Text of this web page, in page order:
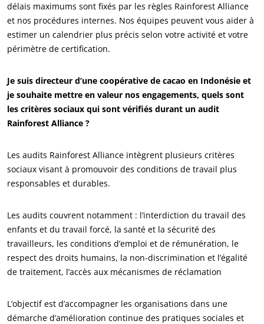
Agroalimentaire
Cosmétique
Bois et forêt
Produits de la maison
Emballages durables
délais maximums sont fixés par les règles Rainforest Alliance
et nos procédures internes. Nos équipes peuvent vous aider à
estimer un calendrier plus précis selon votre activité et votre
périmètre de certification.
Je suis directeur d’une coopérative de cacao en Indonésie et
je souhaite mettre en valeur nos engagements, quels sont
les critères sociaux qui sont vérifiés durant un audit
Rainforest Alliance ?
Les audits Rainforest Alliance intègrent plusieurs critères
sociaux visant à promouvoir des conditions de travail plus
responsables et durables.
Les audits couvrent notamment : l’interdiction du travail des
enfants et du travail forcé, la santé et la sécurité des
travailleurs, les conditions d’emploi et de rémunération, le
respect des droits humains, la non-discrimination et l’égalité
de traitement, l’accès aux mécanismes de réclamation
L’objectif est d’accompagner les organisations dans une
démarche d’amélioration continue des pratiques sociales et